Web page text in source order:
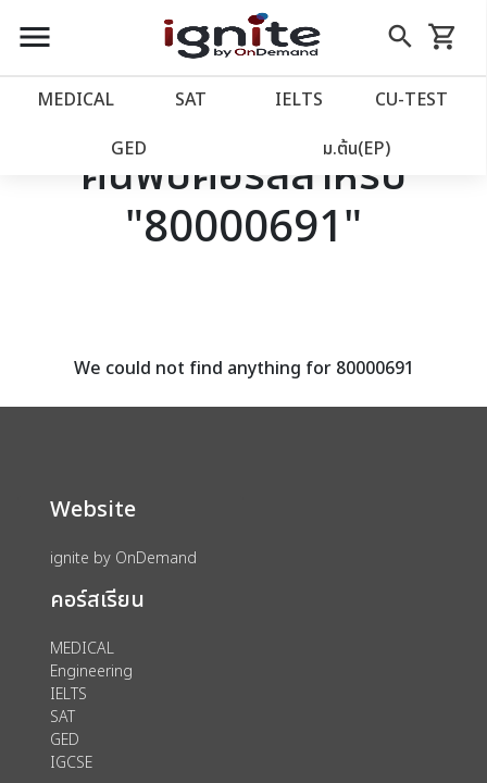
close
account_balance หน้าแรก
เว็บไซต์อิกไนท์
โปรโมชั่น
assignment ลงทะเบียน
menu search
Skip
to
shopping_cart
รถเข็น
MEDICAL SAT IELTS CU‑TEST
GED ม.ต้น(EP)
ค้นพบคอร์สสำหรับ
"80000691"
We could not find anything for 80000691
Website
ignite by OnDemand
คอร์สเรียน
MEDICAL
Engineering
IELTS
SAT
GED
IGCSE